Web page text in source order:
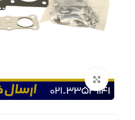
برای بزرگنمایی کلیک کنید